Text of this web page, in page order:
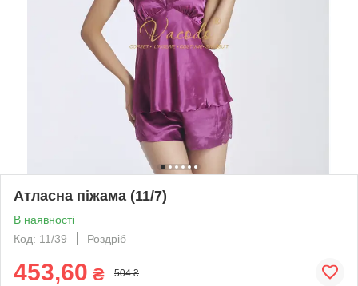
Атласна піжама (11/7)
В наявності
Код: 11/39
Роздріб
453,60 ₴ 504 ₴